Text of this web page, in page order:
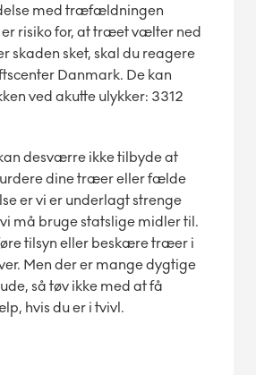
med træfældningen
risiko for, at træet vælter ned
skaden sket, skal du reagere
Danmark. De kan
ved akutte ulykker: 3312
desværre ikke tilbyde at
dine træer eller fælde
ervi er underlagt strenge
må bruge statslige midler til.
tilsyn eller beskære træer i
Men der er mange dygtige
så tøv ikke med at få
hvis du er i tvivl.